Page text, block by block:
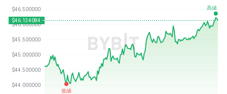
最終更新日時：2026-08-09、11:24 GMT+0